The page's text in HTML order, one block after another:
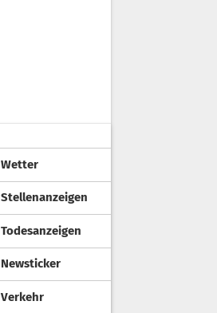
Wetter
Stellenanzeigen
Todesanzeigen
Newsticker
Verkehr